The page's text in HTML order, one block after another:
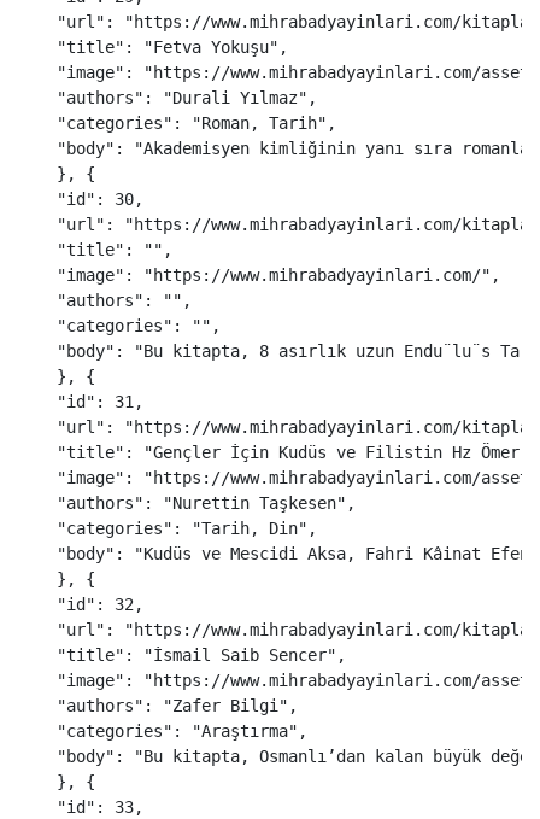
"url " : "https://www.mihrabadyayinlari.com/
"title" : "Fetva Yokuşu" ,
"image" : "https://www.mihrabadyayinlari.com/
"authors" : "Durali Yılmaz" ,
"categories" : "Roman, Tarih" ,
"body" : "Akademisyen kimliğinin yanı sıra
},
{
"id " : 30,
"url " : "https://www.mihrabadyayinlari.com/
"title" : "" ,
"image" : "https://www.mihrabadyayinlari.com/" ,
"authors" : "" ,
"categories" : "" ,
"body" : "Bu kitapta, 8 asırlık uzun Endu¨lu¨s
},
{
"id " : 31 ,
"url " : "https://www.mihrabadyayinlari.com/
"title" : "Gençler İçin Kudüs ve Filistin Hz
"image" : "https://www.mihrabadyayinlari.com/
"authors" : "Nurettin Taşkesen" ,
"categories" : "Tarih, Din" ,
"body" : "Kudüs ve Mescidi Aksa, Fahri Kâinat
},
{
"id " : 32 ,
"url " : "https://www.mihrabadyayinlari.com/
"title" : "İsmail Saib Sencer" ,
"image" : "https://www.mihrabadyayinlari.com/
"authors" : "Zafer Bilgi " ,
"categories" : "Araştırma" ,
"body" : "Bu kitapta, Osmanlı’dan kalan büyük
},
{
"id " : 33,